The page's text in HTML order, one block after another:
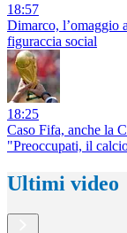
18:57
Dimarco, l’omaggio
figuraccia social
18:25
Caso Fifa, anche la
"Preoccupati, il
Ultimi video